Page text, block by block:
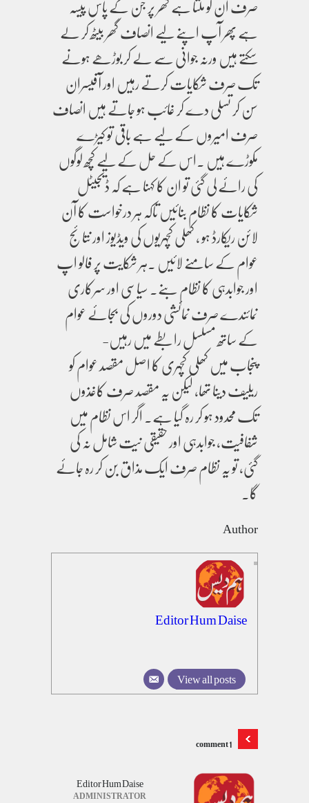
ہے پھر آپ اپنے لیے انصاف گھر بیٹھ کر لے
سکتے ہیں ورنہ جوانی سے لے کر بوڑھے ہونے
تک صرف شکایات کرتے رہیں اور آفیسران
سن کر تسلی دے کر غائب ہو جاتے ہیں انصاف
صرف امیروں کے لیے ہے باقی تو کیڑے
مکوڑے ہیں ۔اس کے حل کے لیے کچھ لوگوں
کی رائے لی گئی تو ان کا کہنا ہے کہ ڈیجیٹل
شکایات کا نظام بنائیں تاکہ ہر درخواست کا آن
لائن ریکارڈ ہو ، کھلی کچہریوں کی ویڈیوز اور نتائج
عوام کے سامنے لائیں ۔ہر شکایت پر فالو اپ
اور جوابدہی کا نظام بنے۔ سیاسی اور سرکاری
نمائندے صرف نمائشی دوروں کی بجائے عوام
کے ساتھ مسلسل رابطے میں رہیں-
پنجاب میں کھلی کچہری کا اصل مقصد عوام کو
ریلیف دینا تھا، لیکن یہ مقصد صرف کاغذوں
تک محدود ہو کر رہ گیا ہے۔ اگر اس نظام میں
شفافیت، جوابدہی اور حقیقی نیت شامل نہ کی
گئی، تو یہ نظام صرف ایک مذاق بن کر رہ جائے
گا۔
Author
Editor Hum Daise
View all posts
1 comment
Editor Hum Daise
ADMINISTRATOR